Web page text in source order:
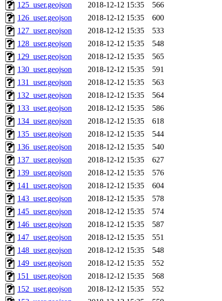
125_user.geojson
2018-12-12 15:35
566
126_user.geojson
2018-12-12 15:35
600
127_user.geojson
2018-12-12 15:35
533
128_user.geojson
2018-12-12 15:35
548
129_user.geojson
2018-12-12 15:35
565
130_user.geojson
2018-12-12 15:35
591
131_user.geojson
2018-12-12 15:35
563
132_user.geojson
2018-12-12 15:35
564
133_user.geojson
2018-12-12 15:35
586
134_user.geojson
2018-12-12 15:35
618
135_user.geojson
2018-12-12 15:35
544
136_user.geojson
2018-12-12 15:35
540
137_user.geojson
2018-12-12 15:35
627
139_user.geojson
2018-12-12 15:35
576
141_user.geojson
2018-12-12 15:35
604
143_user.geojson
2018-12-12 15:35
578
145_user.geojson
2018-12-12 15:35
574
146_user.geojson
2018-12-12 15:35
587
147_user.geojson
2018-12-12 15:35
551
148_user.geojson
2018-12-12 15:35
548
149_user.geojson
2018-12-12 15:35
552
151_user.geojson
2018-12-12 15:35
568
152_user.geojson
2018-12-12 15:35
552